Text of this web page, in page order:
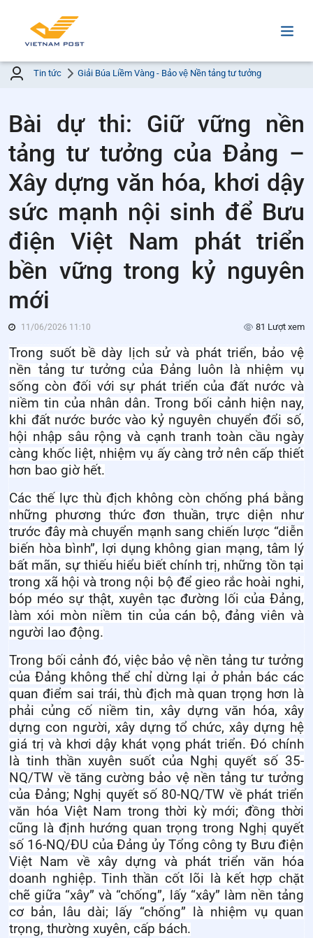
Tin tức Giải Búa Liềm Vàng - Bảo vệ Nền tảng tư tưởng
Bài dự thi: Giữ vững nền
tảng tư tưởng của Đảng –
Xây dựng văn hóa, khơi dậy
sức mạnh nội sinh để Bưu
điện Việt Nam phát triển
bền vững trong kỷ nguyên
mới
11/06/2026 11:10 81 Lượt xem
Trong suốt bề dày lịch sử và phát triển, bảo vệ
nền tảng tư tưởng của Đảng luôn là nhiệm vụ
sống còn đối với sự phát triển của đất nước và
niềm tin của nhân dân. Trong bối cảnh hiện nay,
khi đất nước bước vào kỷ nguyên chuyển đổi số,
hội nhập sâu rộng và cạnh tranh toàn cầu ngày
càng khốc liệt, nhiệm vụ ấy càng trở nên cấp thiết
hơn bao giờ hết.
Các thế lực thù địch không còn chống phá bằng
những phương thức đơn thuần, trực diện như
trước đây mà chuyển mạnh sang chiến lược “diễn
biến hòa bình”, lợi dụng không gian mạng, tâm lý
bất mãn, sự thiếu hiểu biết chính trị, những tồn tại
trong xã hội và trong nội bộ để gieo rắc hoài nghi,
bóp méo sự thật, xuyên tạc đường lối của Đảng,
làm xói mòn niềm tin của cán bộ, đảng viên và
người lao động.
Trong bối cảnh đó, việc bảo vệ nền tảng tư tưởng
của Đảng không thể chỉ dừng lại ở phản bác các
quan điểm sai trái, thù địch mà quan trọng hơn là
phải củng cố niềm tin, xây dựng văn hóa, xây
dựng con người, xây dựng tổ chức, xây dựng hệ
giá trị và khơi dậy khát vọng phát triển. Đó chính
là tinh thần xuyên suốt của Nghị quyết số 35-
NQ/TW về tăng cường bảo vệ nền tảng tư tưởng
của Đảng; Nghị quyết số 80-NQ/TW về phát triển
văn hóa Việt Nam trong thời kỳ mới; đồng thời
cũng là định hướng quan trọng trong Nghị quyết
số 16-NQ/ĐU của Đảng ủy Tổng công ty Bưu điện
Việt Nam về xây dựng và phát triển văn hóa
doanh nghiệp. Tinh thần cốt lõi là kết hợp chặt
chẽ giữa “xây” và “chống”, lấy “xây” làm nền tảng
cơ bản, lâu dài; lấy “chống” là nhiệm vụ quan
trọng, thường xuyên, cấp bách.